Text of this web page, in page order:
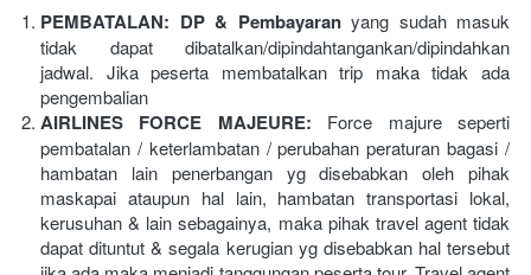
PEMBATALAN: DP & Pembayaran yang sudah masuk
tidak dapat dibatalkan/dipindahtangankan/dipindahkan
jadwal. Jika peserta membatalkan trip maka tidak ada
pengembalian
AIRLINES FORCE MAJEURE: Force majure seperti
pembatalan / keterlambatan / perubahan peraturan bagasi /
hambatan lain penerbangan yg disebabkan oleh pihak
maskapai ataupun hal lain, hambatan transportasi lokal,
kerusuhan & lain sebagainya, maka pihak travel agent tidak
dapat dituntut & segala kerugian yg disebabkan hal tersebut